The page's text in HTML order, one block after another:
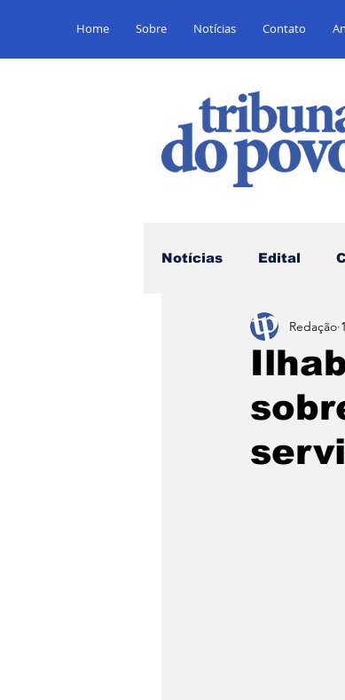
Home Sobre Notícias Contato
Notícias Edital
São Sebastião
Redação